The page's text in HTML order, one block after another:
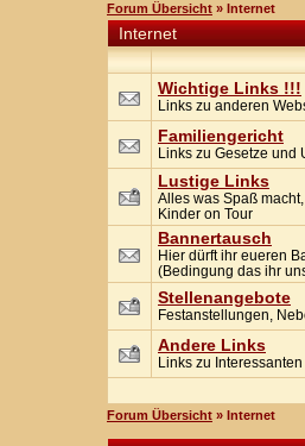
Forum Übersicht » Internet
Internet
Wichtige Links !!!
Links zu anderen
Familiengericht
Links zu Gesetze und
Lustige Links
Alles was Spaß
Kinder on Tour
Bannertausch
Hier dürft ihr eueren
(Bedingung das ihr
Stellenangebote
Festanstellungen,
Andere Links
Links zu
Forum Übersicht » Internet